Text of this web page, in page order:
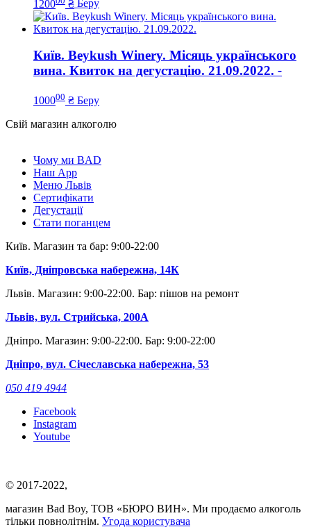
1200 ₴ Беру
Київ. Beykush Winery. Місяць українського
вина. Квиток на дегустацію. 21.09.2022. -
100000 ₴ Беру
Свій магазин алкоголю
Чому ми BAD
Наш App
Меню Львів
Сертифікати
Дегустації
Стати поганцем
Київ. Магазин та бар: 9:00-22:00
Київ, Дніпровська набережна, 14К
Львів. Магазин: 9:00-22:00. Бар: пішов на ремонт
Львів, вул. Стрийська, 200А
Дніпро. Магазин: 9:00-22:00. Бар: 9:00-22:00
Дніпро, вул. Січеславська набережна, 53
050 419 4944
Facebook
Instagram
Youtube
© 2017-2022,
магазин Bad Boy, ТОВ «БЮРО ВИН». Ми продаємо алкоголь
тільки повнолітнім. Угода користувача